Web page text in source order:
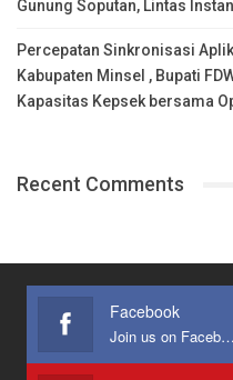
Gunung Soputan, Lintas
Percepatan Sinkronisasi
Kabupaten Minsel , Bupati
Kapasitas Kepsek bersama
Recent Comments
Facebook
Join us on Facebook